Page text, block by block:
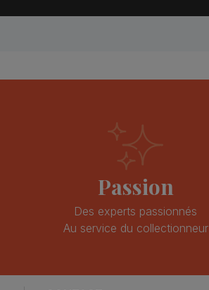
Passion
Des experts passionnés
Au service du collectionneur